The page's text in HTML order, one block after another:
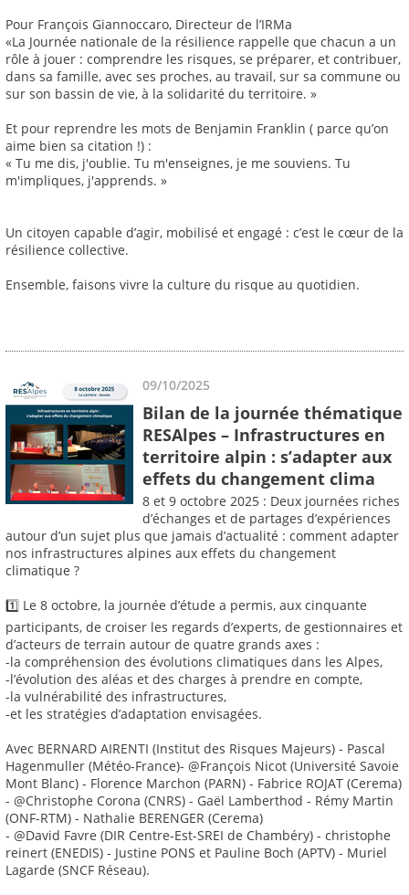
Pour François Giannoccaro, Directeur de l’IRMa
«La Journée nationale de la résilience rappelle que chacun a un
rôle à jouer : comprendre les risques, se préparer, et contribuer,
dans sa famille, avec ses proches, au travail, sur sa commune ou
sur son bassin de vie, à la solidarité du territoire. »
Et pour reprendre les mots de Benjamin Franklin ( parce qu’on
aime bien sa citation !) :
« Tu me dis, j'oublie. Tu m'enseignes, je me souviens. Tu
m'impliques, j'apprends. »
Un citoyen capable d’agir, mobilisé et engagé : c’est le cœur de la
résilience collective.
Ensemble, faisons vivre la culture du risque au quotidien.
09/10/2025
Bilan de la journée thématique
RESAlpes – Infrastructures en
territoire alpin : s’adapter aux
effets du changement clima
8 et 9 octobre 2025 : Deux journées riches
d’échanges et de partages d’expériences
autour d’un sujet plus que jamais d’actualité : comment adapter
nos infrastructures alpines aux effets du changement
climatique ?
1️⃣ Le 8 octobre, la journée d’étude a permis, aux cinquante
participants, de croiser les regards d’experts, de gestionnaires et
d’acteurs de terrain autour de quatre grands axes :
-la compréhension des évolutions climatiques dans les Alpes,
-l’évolution des aléas et des charges à prendre en compte,
-la vulnérabilité des infrastructures,
-et les stratégies d’adaptation envisagées.
Avec BERNARD AIRENTI (Institut des Risques Majeurs) - Pascal
Hagenmuller (Météo-France)- @François Nicot (Université Savoie
Mont Blanc) - Florence Marchon (PARN) - Fabrice ROJAT (Cerema)
- @Christophe Corona (CNRS) - Gaël Lamberthod - Rémy Martin
(ONF-RTM) - Nathalie BERENGER (Cerema)
- @David Favre (DIR Centre-Est-SREI de Chambéry) - christophe
reinert (ENEDIS) - Justine PONS et Pauline Boch (APTV) - Muriel
Lagarde (SNCF Réseau).